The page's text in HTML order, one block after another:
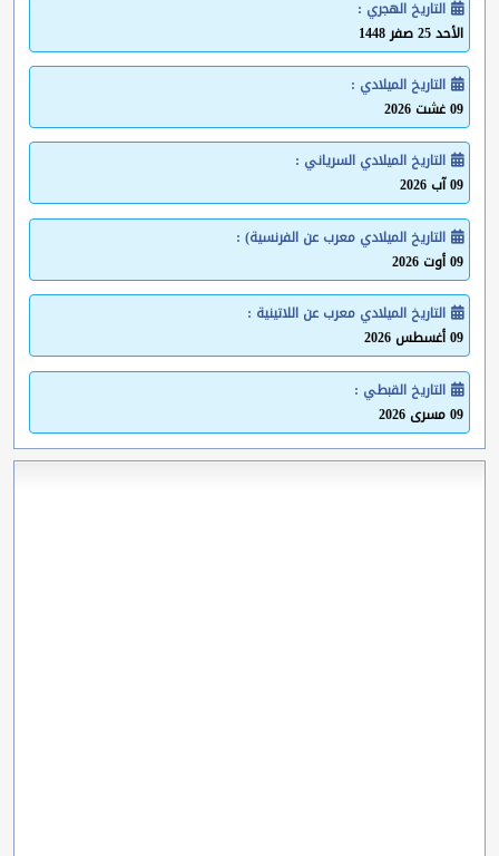
التاريخ الهجري :
الأحد 25 صفر 1448
التاريخ الميلادي :
09 غشت 2026
التاريخ الميلادي السرياني :
09 آب 2026
التاريخ الميلادي معرب عن الفرنسية) :
09 أوت 2026
التاريخ الميلادي معرب عن اللاتينية :
09 أغسطس 2026
التاريخ القبطي :
09 مسرى 2026